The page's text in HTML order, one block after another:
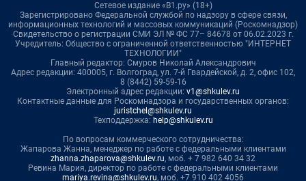
Сетевое издание «В1.ру» (18+)
Зарегистрировано Федеральной службой по надзору в сфере связи,
информационных технологий и массовых коммуникаций (Роскомнадзор)
Свидетельство о регистрации СМИ ЭЛ № ФС 77– 84678 от 06.02.2023 г.
Учредитель: Общество с ограниченной ответственностью "ИНТЕРНЕТ
ТЕХНОЛОГИИ"
Главный редактор: Смуров Николай Александрович
Адрес редакции: 400005, г. Волгоград, ул. 7-й Гвардейской, д. 2, офис 102,
8 (8442) 59-59-16
Электронный адрес редакции: v1@shkulev.ru
Контактные данные для Роскомнадзора и государственных органов:
juristchel@shkulev.ru
Техподдержка: help@shkulev.ru
По вопросам коммерческого сотрудничества:
Жапарова Жанна, менеджер по работе с федеральными клиентами
zhanna.zhaparova@shkulev.ru, моб. + 7 982 640 34 32
Ревина Мария, директор по работе с федеральными клиентами
mariya.revina@shkulev.ru, моб. +7 910 402 4056